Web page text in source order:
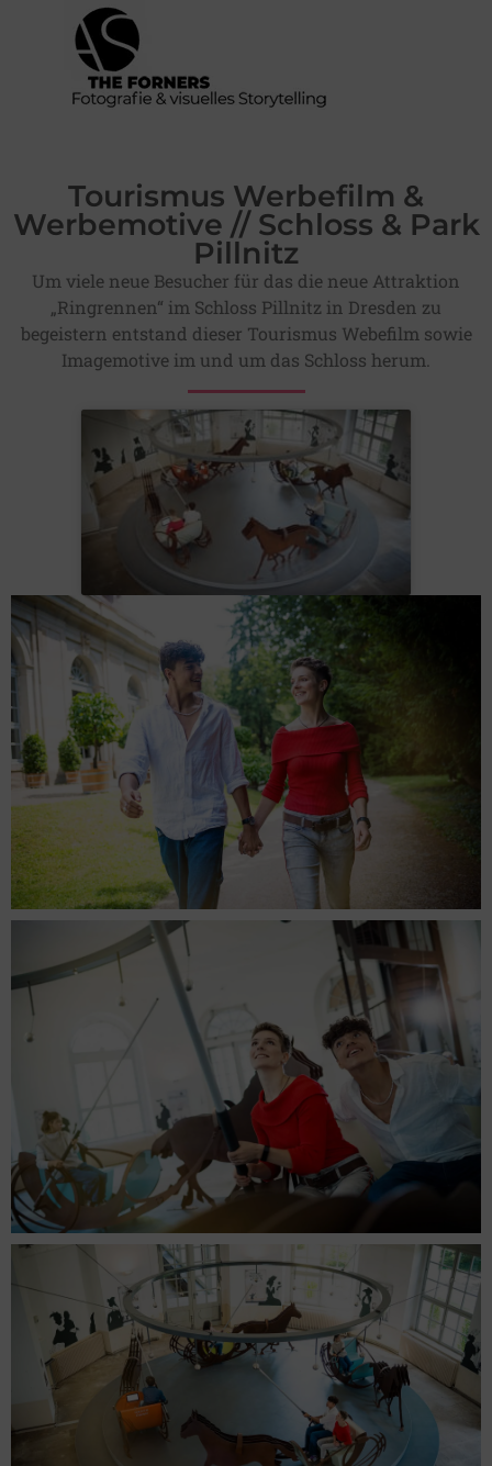
Tourismus Werbefilm &
Werbemotive // Schloss & Park
Pillnitz
Um viele neue Besucher für das die neue Attraktion
„Ringrennen“ im Schloss Pillnitz in Dresden zu
begeistern entstand dieser Tourismus Webefilm sowie
Imagemotive im und um das Schloss herum.